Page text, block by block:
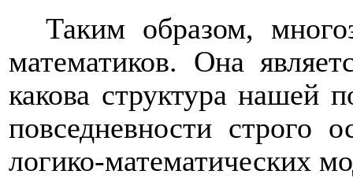
Таким образом,
математиков. Она
какова структура нашей
повседневности строго
логико-математических